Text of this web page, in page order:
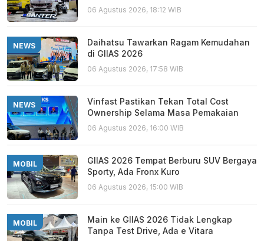
06 Agustus 2026, 18:12 WIB
NEWS
Daihatsu Tawarkan Ragam Kemudahan
di GIIAS 2026
06 Agustus 2026, 17:58 WIB
NEWS
Vinfast Pastikan Tekan Total Cost
Ownership Selama Masa Pemakaian
06 Agustus 2026, 16:00 WIB
MOBIL
GIIAS 2026 Tempat Berburu SUV Bergaya
Sporty, Ada Fronx Kuro
06 Agustus 2026, 15:00 WIB
MOBIL
Main ke GIIAS 2026 Tidak Lengkap
Tanpa Test Drive, Ada e Vitara